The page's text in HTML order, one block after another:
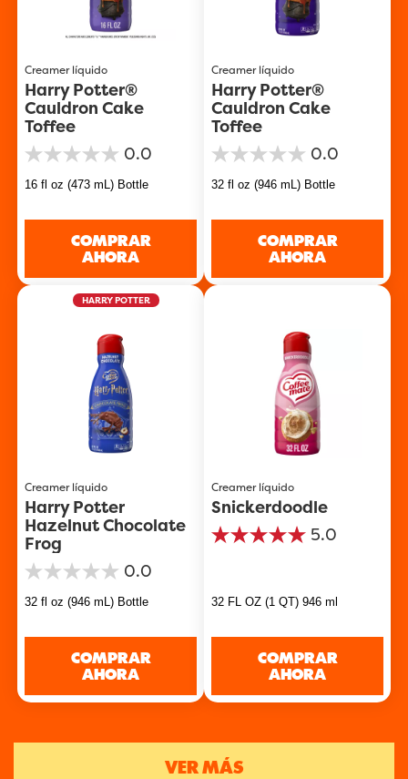
Creamer líquido
Harry Potter®
Cauldron Cake
Toffee
0.0
0.0
5
16 fl oz (473 mL) Bottle
COMPRAR
AHORA
Creamer líquido
Harry Potter®
Cauldron Cake
Toffee
0.0
0.0
5
32 fl oz (946 mL) Bottle
COMPRAR
AHORA
HARRY POTTER
Creamer líquido
Harry Potter
Hazelnut Chocolate
Frog
0.0
0.0
5
32 fl oz (946 mL) Bottle
COMPRAR
AHORA
Creamer líquido
Snickerdoodle
5.0
5.0
1
32 FL OZ (1 QT) 946 ml
COMPRAR
AHORA
VER MÁS